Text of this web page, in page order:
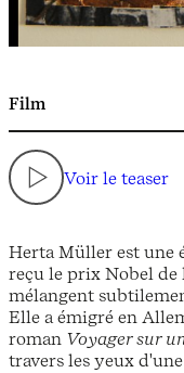
Film
Voir le teaser
Herta Müller est une
reçu le prix Nobel
mélangent
Elle a émigré en
roman Voyager sur
travers les yeux